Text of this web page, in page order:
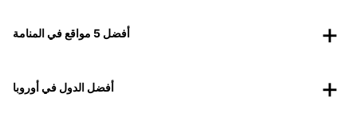
أفضل 5 مواقع في المنامة
أفضل الدول في أوروبا